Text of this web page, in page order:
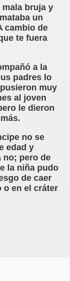
bruja y
un
cambio de
te fuera
a la
padres lo
muy
al joven
le dieron
no se
edad y
no; pero de
la niña pudo
de caer
o en el cráter
de
Visual